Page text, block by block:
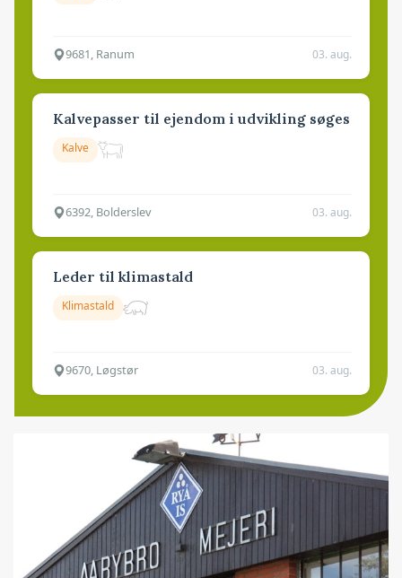
9681, Ranum 03. aug.
Kalvepasser til ejendom i udvikling søges
Kalve
6392, Bolderslev 03. aug.
Leder til klimastald
Klimastald
9670, Løgstør 03. aug.